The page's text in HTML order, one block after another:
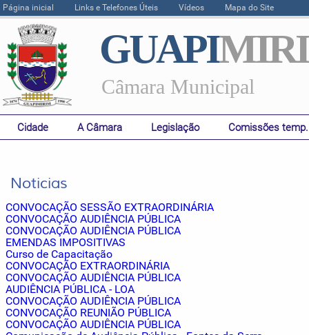
Página inicial Links e Telefones Úteis Vídeos Mapa do Site
GUAPI
Câmara Municipal
Cidade A Câmara Legislação Comissões temp.
Noticias
CONVOCAÇÃO SESSÃO EXTRAORDINÁRIA
CONVOCAÇÃO AUDIÊNCIA PÚBLICA
CONVOCAÇÃO AUDIÊNCIA PÚBLICA
EMENDAS IMPOSITIVAS
Curso de Capacitação
CONVOCAÇÃO EXTRAORDINÁRIA
CONVOCAÇÃO AUDIÊNCIA PÚBLICA
AUDIÊNCIA PÚBLICA - LOA
CONVOCAÇÃO AUDIÊNCIA PÚBLICA
CONVOCAÇÃO REUNIÃO PÚBLICA
CONVOCAÇÃO AUDIÊNCIA PÚBLICA